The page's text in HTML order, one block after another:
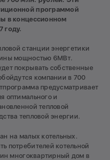
программой
в концессионном
году.
станции энергетики
мощностью 6МВт.
покрывать собственные
компании в 700
предусматривает
оптимального и
тепловой
тепловой энергии.
на малых котельных.
потребителей котельной
многоквартирный дом в